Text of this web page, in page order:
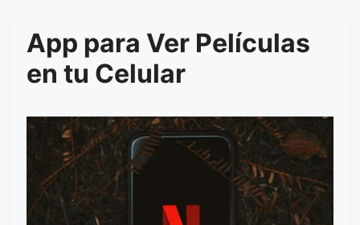
App para Ver Películas
en tu Celular